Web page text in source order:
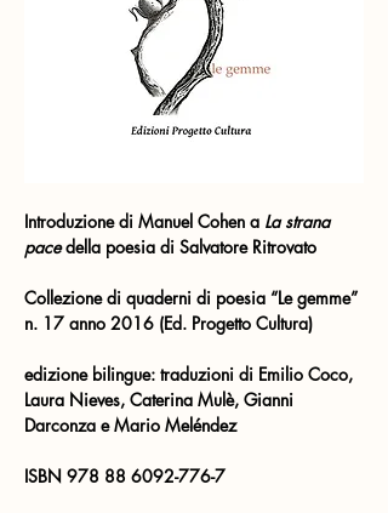
Introduzione di Manuel Cohen a La strana
pace della poesia di Salvatore Ritrovato
Collezione di quaderni di poesia “Le gemme”
n. 17 anno 2016 (Ed. Progetto Cultura)
edizione bilingue: traduzioni di Emilio Coco,
Laura Nieves, Caterina Mulè, Gianni
Darconza e Mario Meléndez
ISBN 978 88 6092-776-7